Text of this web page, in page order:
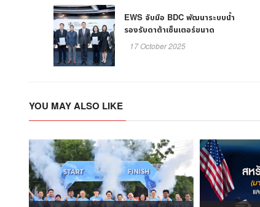
EWS จับมือ BDC พัฒนาระบบน้ำ
รองรับดาต้าเซ็นเตอร์ขนาด
Hyperscale ชลบุรี
17 October 2025
YOU MAY ALSO LIKE